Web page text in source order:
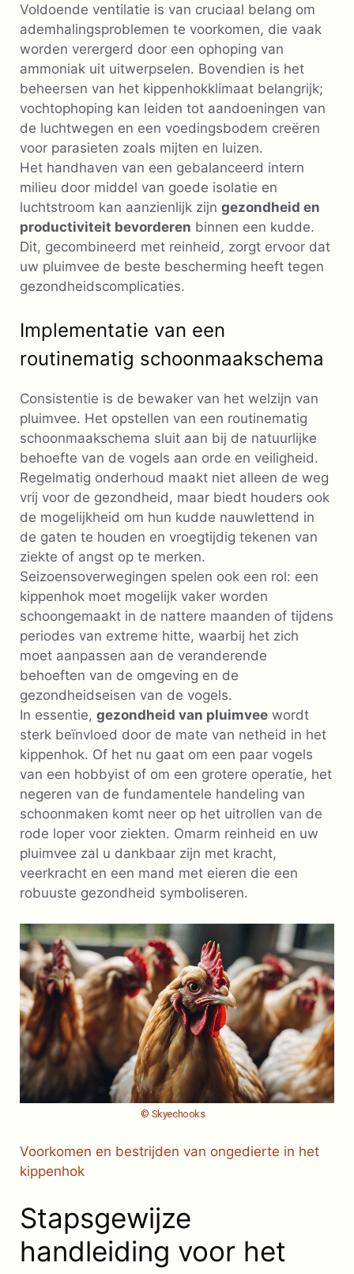
Voldoende ventilatie is van cruciaal belang om
ademhalingsproblemen te voorkomen, die vaak
worden verergerd door een ophoping van
ammoniak uit uitwerpselen. Bovendien is het
beheersen van het kippenhokklimaat belangrijk;
vochtophoping kan leiden tot aandoeningen van
de luchtwegen en een voedingsbodem creëren
voor parasieten zoals mijten en luizen.
Het handhaven van een gebalanceerd intern
milieu door middel van goede isolatie en
luchtstroom kan aanzienlijk zijn gezondheid en
productiviteit bevorderen binnen een kudde.
Dit, gecombineerd met reinheid, zorgt ervoor dat
uw pluimvee de beste bescherming heeft tegen
gezondheidscomplicaties.
Implementatie van een
routinematig schoonmaakschema
Consistentie is de bewaker van het welzijn van
pluimvee. Het opstellen van een routinematig
schoonmaakschema sluit aan bij de natuurlijke
behoefte van de vogels aan orde en veiligheid.
Regelmatig onderhoud maakt niet alleen de weg
vrij voor de gezondheid, maar biedt houders ook
de mogelijkheid om hun kudde nauwlettend in
de gaten te houden en vroegtijdig tekenen van
ziekte of angst op te merken.
Seizoensoverwegingen spelen ook een rol: een
kippenhok moet mogelijk vaker worden
schoongemaakt in de nattere maanden of tijdens
periodes van extreme hitte, waarbij het zich
moet aanpassen aan de veranderende
behoeften van de omgeving en de
gezondheidseisen van de vogels.
In essentie, gezondheid van pluimvee wordt
sterk beïnvloed door de mate van netheid in het
kippenhok. Of het nu gaat om een ​​paar vogels
van een hobbyist of om een ​​grotere operatie, het
negeren van de fundamentele handeling van
schoonmaken komt neer op het uitrollen van de
rode loper voor ziekten. Omarm reinheid en uw
pluimvee zal u dankbaar zijn met kracht,
veerkracht en een mand met eieren die een
robuuste gezondheid symboliseren.
© Skyechooks
Voorkomen en bestrijden van ongedierte in het
kippenhok
Stapsgewijze
handleiding voor het